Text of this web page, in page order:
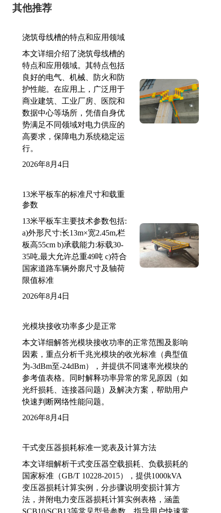
其他推荐
浇筑母线槽的特点和应用领域
本文详细介绍了浇筑母线槽的
特点和应用领域。其特点包括
良好的电气、机械、防火和防
护性能。在应用上，广泛用于
商业建筑、工业厂房、医院和
数据中心等场所，凭借自身优
势满足不同领域对电力供应的
高要求，保障电力系统稳定运
行。
2026年8月4日
13米平板车的标准尺寸和载重
参数
13米平板车主要技术参数包括:
a)外形尺寸:长13m×宽2.45m,栏
板高55cm b)承载能力:标载30-
35吨,最大允许总重49吨 c)符合
国家道路车辆外廓尺寸及轴荷
限值标准
2026年8月4日
光模块接收功率多少是正常
本文详细解答光模块接收功率的正常范围及影响
因素，重点分析千兆光模块的收光标准（典型值
为-3dBm至-24dBm），并提供不同速率光模块的
参考值表格。同时解释功率异常的常见原因（如
光纤损耗、连接器问题）及解决方案，帮助用户
快速判断网络性能问题。
2026年8月4日
干式变压器损耗标准一览表及计算方法
本文详细解析干式变压器空载损耗、负载损耗的
国家标准（GB/T 10228-2015），提供1000kVA
变压器损耗计算实例，分步骤说明变损计算方
法，并附电力变压器损耗计算实例表格，涵盖
SCB10/SCB13等常见型号参数，指导用户快速掌